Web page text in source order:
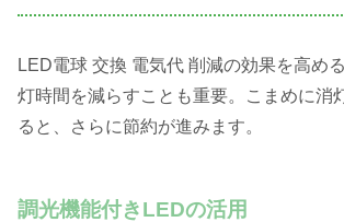
LED電球 交換 電気代 削減の効果を高め
灯時間を減らすことも重要。こまめに消
ると、さらに節約が進みます。
調光機能付きLEDの活用